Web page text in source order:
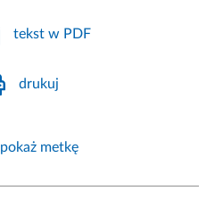
tekst w PDF
drukuj
pokaż metkę